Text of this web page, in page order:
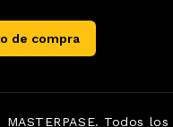
de compra
Todos